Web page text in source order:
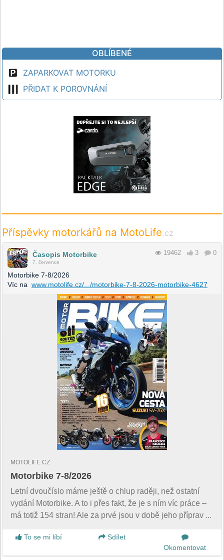
OBLÍBENÉ
ZAPARKOVAT MOTORKU
PŘIDAT K POROVNÁNÍ
Příspěvky motorkářů na MotoLife.cz
Časopis Motorbike
7. července
19462 3 0
Motorbike 7-8/2026
Víc na www.motolife.cz/.../motorbike-7-8-2026-motorbike-4627
MOTOLIFE.CZ
Motorbike 7-8/2026
Letní dvoučíslo máme ještě o chlup raději, než ostatní
vydání Motorbike. A to i přes fakt, že je s ním víc práce –
má totiž 154 stran! Ale za prvé jsou v době jeho příprav ...
To se mi líbí
Sdílet
Okomentovat